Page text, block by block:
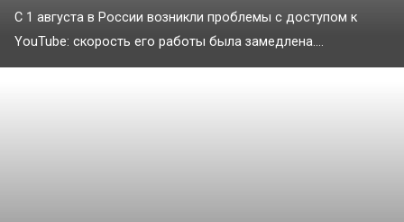
С 1 августа в России возникли проблемы с доступом к
YouTube: скорость его работы была замедлена....